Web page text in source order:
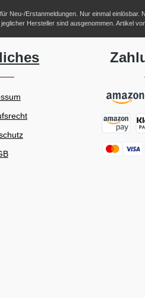
Neu-/Erstanmeldungen. Nur einmal
Hersteller sind ausgenommen. Artikel